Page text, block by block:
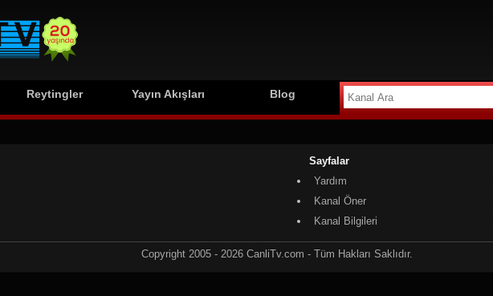
Reytingler Yayın Akışları Blog
Sayfalar
Yardım
Kanal Öner
Kanal Bilgileri
Copyright 2005 - 2026 CanliTv.com - Tüm Hakları Saklıdır.